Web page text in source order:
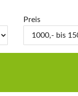
Preis